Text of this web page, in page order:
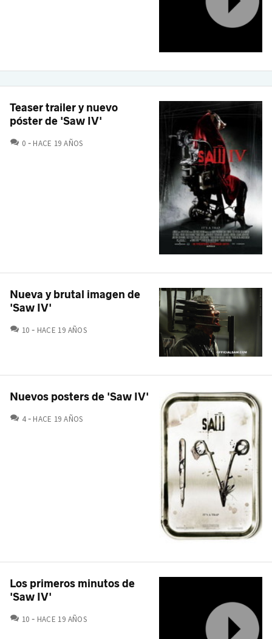
Teaser trailer y nuevo
póster de 'Saw IV'
0 COMENTARIOS
HACE 19 AÑOS
Nueva y brutal imagen de
'Saw IV'
10 COMENTARIOS
HACE 19 AÑOS
Nuevos posters de 'Saw IV'
4 COMENTARIOS
HACE 19 AÑOS
Los primeros minutos de
'Saw IV'
10 COMENTARIOS
HACE 19 AÑOS